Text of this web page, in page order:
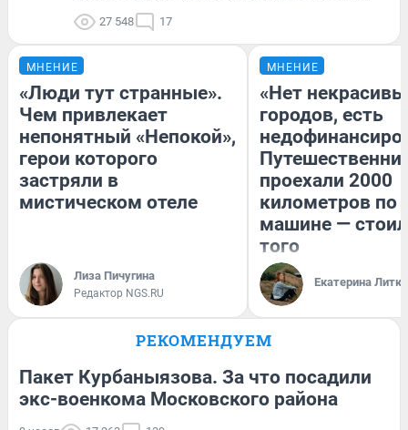
27 548 17
МНЕНИЕ
«Люди тут странные».
Чем привлекает
непонятный «Непокой»,
герои которого
застряли в
мистическом отеле
Лиза Пичугина
Редактор NGS.RU
МНЕНИЕ
«Нет
городов, есть
проехали 2000
километров по
машине —
того
Екатерина
РЕКОМЕНДУЕМ
Пакет Курбаныязова. За что посадили
экс-военкома Московского района